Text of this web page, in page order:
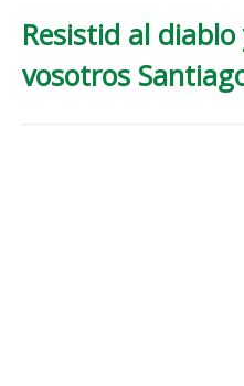
Resistid al
vosotros